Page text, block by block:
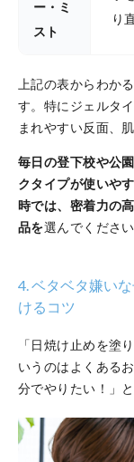
ー・ミ
スト
り
上記の表からわか
す。特にジェルタ
まれやすい反面、
毎日の登下校や公
クタイプが使いや
時では、密着力の
品を選んでください
4. ベタベタ嫌い
けるコツ
「日焼け止めを塗
いうのはよくある
分でやりたい！」